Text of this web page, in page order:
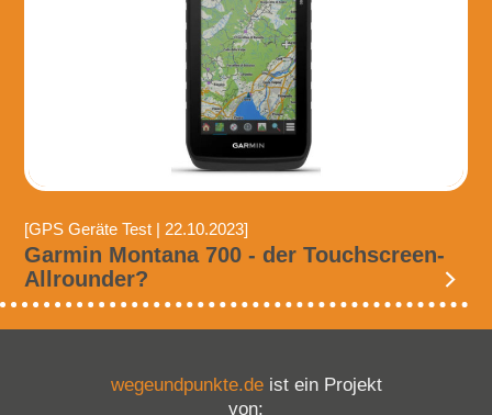
[GPS Geräte Test | 22.10.2023]
Garmin Montana 700 - der Touchscreen-
Allrounder?
wegeundpunkte.deist ein Projekt
von: